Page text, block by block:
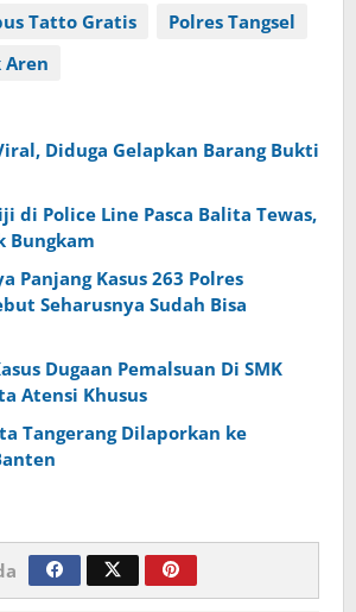
Tatto Gratis
Polres Tangsel
Aren
Diduga Gelapkan Barang Bukti
di Police Line Pasca Balita Tewas,
Bungkam
Panjang Kasus 263 Polres
Seharusnya Sudah Bisa
Dugaan Pemalsuan Di SMK
Atensi Khusus
Tangerang Dilaporkan ke